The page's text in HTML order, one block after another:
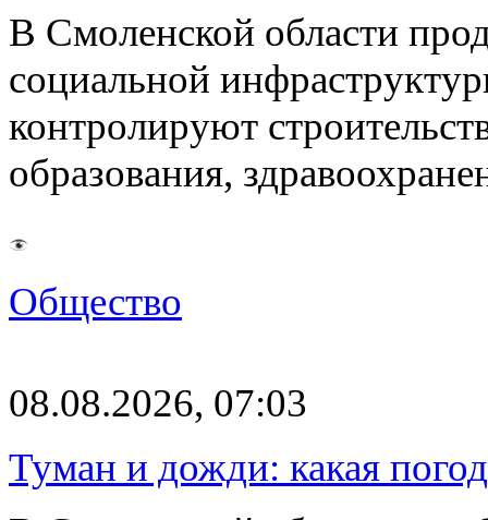
В Смоленской области
социальной
контролируют
образования,
Общество
08.08.2026, 07:03
Туман и дожди: какая